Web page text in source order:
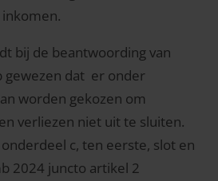
bij de beantwoording van
gewezen dat er onder
worden gekozen om
verliezen niet uit te sluiten.
c, ten eerste, slot en
2024 juncto artikel 2